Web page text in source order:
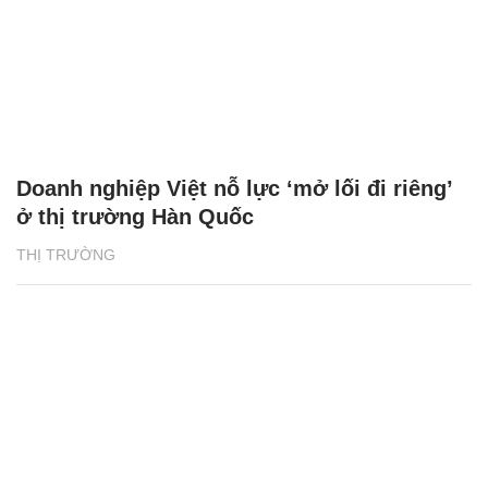
THỊ TRƯỜNG
Doanh nghiệp Việt nỗ lực ‘mở lối đi riêng’
ở thị trường Hàn Quốc